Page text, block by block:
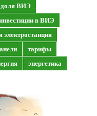
доля ВИЭ
в ВИЭ
электростанция
тарифы
энергетика